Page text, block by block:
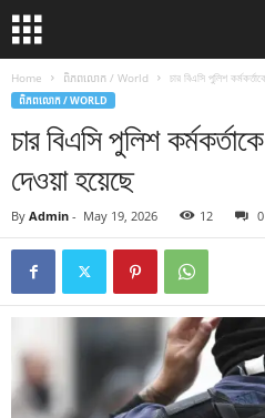
Home ពិភពលោក / World চার বিএসি পুলিশ
ពិភពលោក / WORLD
চার বিএসি পুলিশ
দেওয়া হয়েছে
By Admin - May 19, 2026 12 0